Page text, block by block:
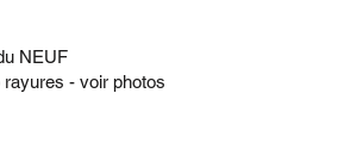
NEUF
- voir photos